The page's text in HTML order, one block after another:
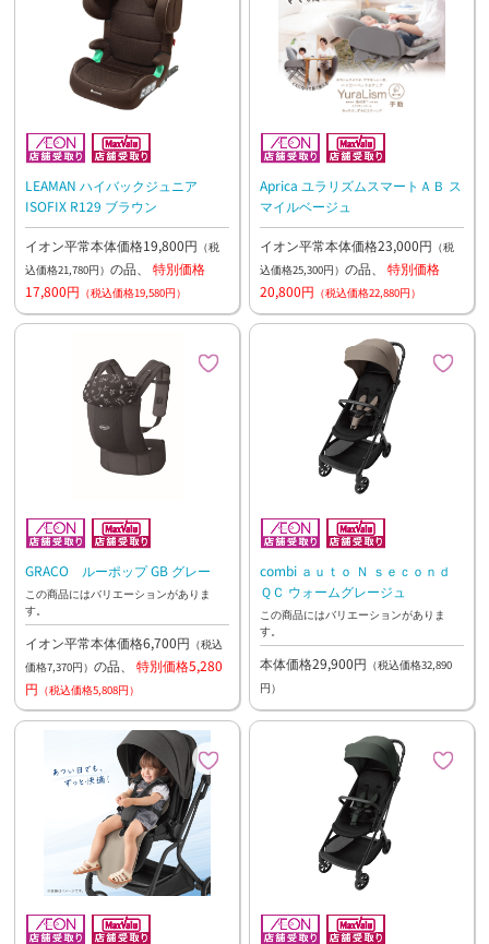
LEAMAN ハイバックジュニア
ISOFIX R129 ブラウン
イオン平常本体価格19,800円 （税
込価格21,780円） の品、 特別価格
17,800円 （税込価格19,580円）
Aprica ユラリズムスマートＡＢ ス
マイルベージュ
イオン平常本体価格23,000円 （税
込価格25,300円） の品、 特別価格
20,800円 （税込価格22,880円）
GRACO ルーポップ GB グレー
この商品にはバリエーションがありま
す。
イオン平常本体価格6,700円 （税込
価格7,370円） の品、 特別価格5,280
円 （税込価格5,808円）
combi ａｕｔｏ Ｎ ｓｅｃｏｎｄ
ＱＣ ウォームグレージュ
この商品にはバリエーションがありま
す。
本体価格29,900円 （税込価格32,890
円）